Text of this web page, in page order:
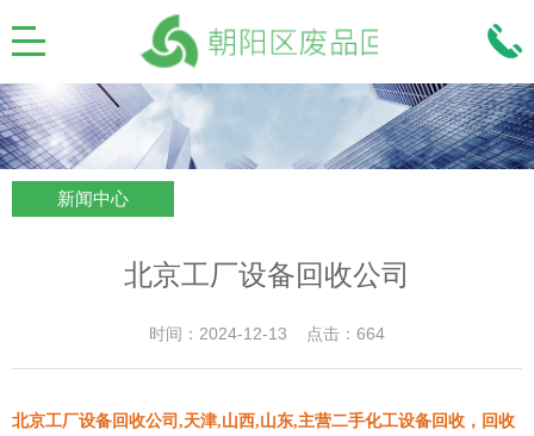
新闻中心
北京工厂设备回收公司
时间：2024-12-13 点击：664
北京工厂设备回收公司,天津,山西,山东,主营二手化工设备回收，回收